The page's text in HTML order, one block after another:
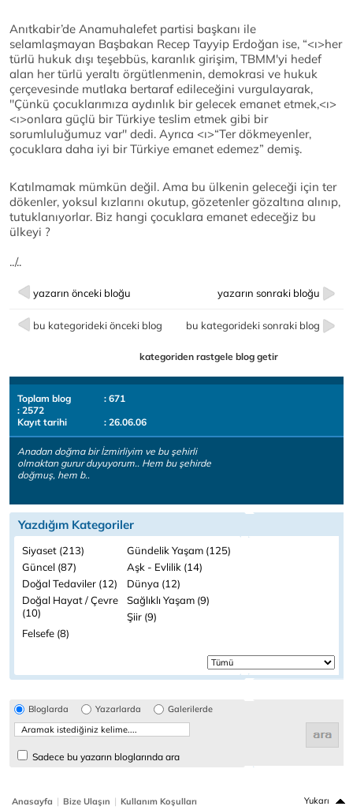
Anıtkabir’de Anamuhalefet partisi başkanı ile
selamlaşmayan Başbakan Recep Tayyip Erdoğan ise, “<ı>her
türlü hukuk dışı teşebbüs, karanlık girişim, TBMM'yi hedef
alan her türlü yeraltı örgütlenmenin, demokrasi ve hukuk
çerçevesinde mutlaka bertaraf edileceğini vurgulayarak,
''Çünkü çocuklarımıza aydınlık bir gelecek emanet etmek,<ı>
<ı>onlara güçlü bir Türkiye teslim etmek gibi bir
sorumluluğumuz var'' dedi. Ayrıca <ı>“Ter dökmeyenler,
çocuklara daha iyi bir Türkiye emanet edemez” demiş.
Katılmamak mümkün değil. Ama bu ülkenin geleceği için ter
dökenler, yoksul kızlarını okutup, gözetenler gözaltına alınıp,
tutuklanıyorlar. Biz hangi çocuklara emanet edeceğiz bu
ülkeyi ?
../..
yazarın önceki bloğu yazarın sonraki bloğu
bu kategorideki önceki blog bu kategorideki sonraki blog
kategoriden rastgele blog getir
Toplam blog
: 671
: 2572
Kayıt tarihi
: 26.06.06
Anadan doğma bir İzmirliyim ve bu şehirli
olmaktan gurur duyuyorum.. Hem bu şehirde
doğmuş, hem b..
Yazdığım Kategoriler
Siyaset (213)
Gündelik Yaşam (125)
Güncel (87)
Aşk - Evlilik (14)
Doğal Tedaviler (12)
Dünya (12)
Doğal Hayat / Çevre
(10)
Sağlıklı Yaşam (9)
Şiir (9)
Felsefe (8)
Bloglarda Yazarlarda Galerilerde
Sadece bu yazarın bloglarında ara
Anasayfa | Bize Ulaşın | Kullanım Koşulları Yukarı